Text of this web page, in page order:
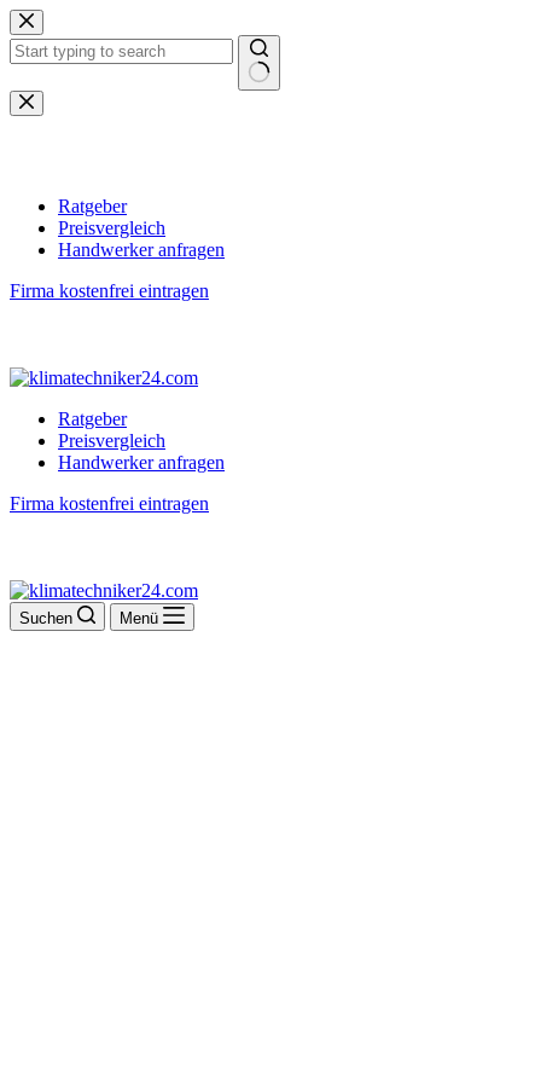
Zum
Inhalt
springen
Keine
Ergebnisse
Ratgeber
Preisvergleich
Handwerker anfragen
Firma kostenfrei eintragen
Ratgeber
Preisvergleich
Handwerker anfragen
Firma kostenfrei eintragen
Suchen Menü